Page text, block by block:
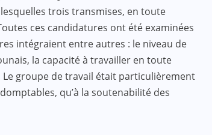
trois transmises, en toute
ces candidatures ont été examinées
intégraient entre autres : le niveau de
la capacité à travailler en toute
groupe de travail était particulièrement
qu’à la soutenabilité des